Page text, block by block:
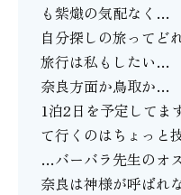
も紫熾の気配なく…
自分探しの旅ってど
旅行は私もしたい…
奈良方面か鳥取か…
1泊2日を予定してま
て行くのはちょっと
…バーバラ先生のオ
奈良は神様が呼ばれ